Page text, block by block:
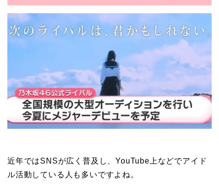
近年ではSNSが広く普及し、YouTube上などでアイド
ル活動している人も多いですよね。